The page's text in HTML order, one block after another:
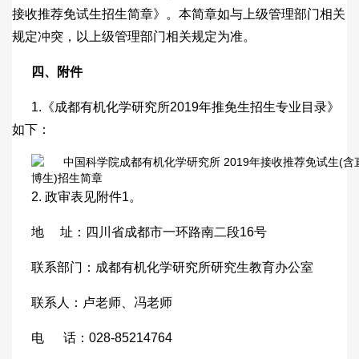
接收推荐免试生招生简章》。本简章如与上级管理部门相关
规定冲突，以上级管理部门相关规定为准。
四、附件
1.《成都有机化学研究所2019年推免生招生专业目录》
如下：
2. 政审表见附件1。
地 址：四川省成都市一环路南二段16号
联系部门：成都有机化学研究所研究生教育办公室
联系人：卢老师、冯老师
电 话：028-85214764